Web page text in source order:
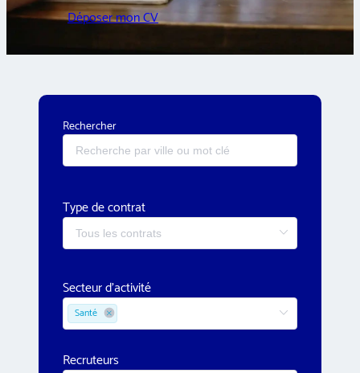
Déposer mon CV
Rechercher
Type de contrat
Secteur d'activité
Santé
Recruteurs